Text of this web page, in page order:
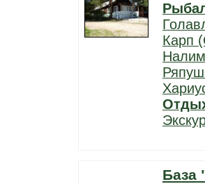
Карп
Налим
База